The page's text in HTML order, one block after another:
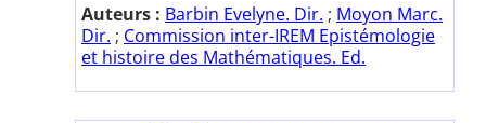
Auteurs : Barbin Evelyne. Dir. ; Moyon Marc.
Dir. ; Commission inter-IREM Epistémologie
et histoire des Mathématiques. Ed.